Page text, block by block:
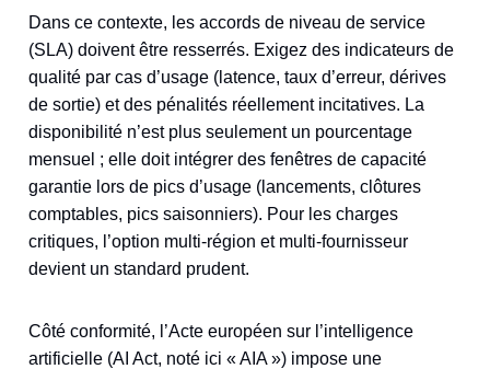
Dans ce contexte, les accords de niveau de service
(SLA) doivent être resserrés. Exigez des indicateurs de
qualité par cas d’usage (latence, taux d’erreur, dérives
de sortie) et des pénalités réellement incitatives. La
disponibilité n’est plus seulement un pourcentage
mensuel ; elle doit intégrer des fenêtres de capacité
garantie lors de pics d’usage (lancements, clôtures
comptables, pics saisonniers). Pour les charges
critiques, l’option multi‑région et multi‑fournisseur
devient un standard prudent.
Côté conformité, l’Acte européen sur l’intelligence
artificielle (AI Act, noté ici « AIA ») impose une